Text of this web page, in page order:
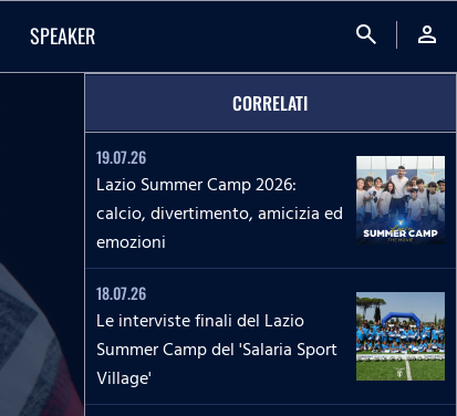
SPEAKER search person
CORRELATI
19.07.26
Lazio Summer Camp 2026:
calcio, divertimento, amicizia ed
emozioni
18.07.26
Le interviste finali del Lazio
Summer Camp del 'Salaria Sport
Village'